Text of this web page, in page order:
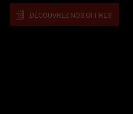
DÉCOUVREZ NOS OFFRES